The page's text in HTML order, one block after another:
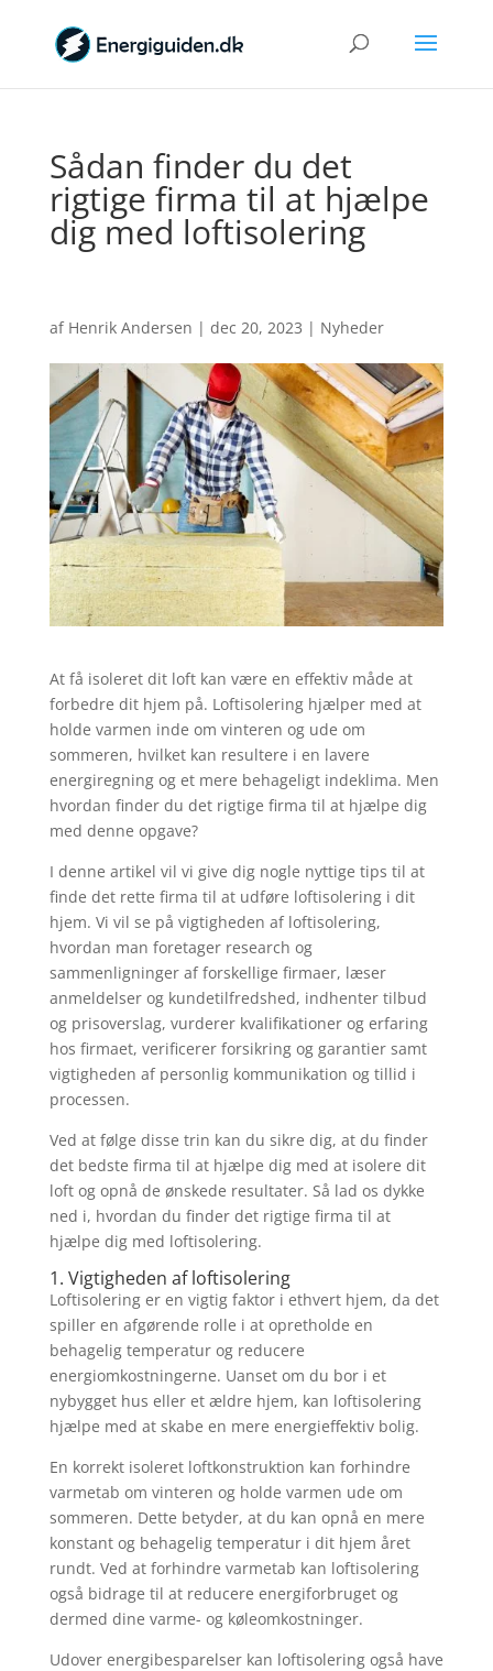
Sådan finder du det
rigtige firma til at hjælpe
dig med loftisolering
af Henrik Andersen | dec 20, 2023 | Nyheder
At få isoleret dit loft kan være en effektiv måde at
forbedre dit hjem på. Loftisolering hjælper med at
holde varmen inde om vinteren og ude om
sommeren, hvilket kan resultere i en lavere
energiregning og et mere behageligt indeklima. Men
hvordan finder du det rigtige firma til at hjælpe dig
med denne opgave?
I denne artikel vil vi give dig nogle nyttige tips til at
finde det rette firma til at udføre loftisolering i dit
hjem. Vi vil se på vigtigheden af loftisolering,
hvordan man foretager research og
sammenligninger af forskellige firmaer, læser
anmeldelser og kundetilfredshed, indhenter tilbud
og prisoverslag, vurderer kvalifikationer og erfaring
hos firmaet, verificerer forsikring og garantier samt
vigtigheden af personlig kommunikation og tillid i
processen.
Ved at følge disse trin kan du sikre dig, at du finder
det bedste firma til at hjælpe dig med at isolere dit
loft og opnå de ønskede resultater. Så lad os dykke
ned i, hvordan du finder det rigtige firma til at
hjælpe dig med loftisolering.
1. Vigtigheden af loftisolering
Loftisolering er en vigtig faktor i ethvert hjem, da det
spiller en afgørende rolle i at opretholde en
behagelig temperatur og reducere
energiomkostningerne. Uanset om du bor i et
nybygget hus eller et ældre hjem, kan loftisolering
hjælpe med at skabe en mere energieffektiv bolig.
En korrekt isoleret loftkonstruktion kan forhindre
varmetab om vinteren og holde varmen ude om
sommeren. Dette betyder, at du kan opnå en mere
konstant og behagelig temperatur i dit hjem året
rundt. Ved at forhindre varmetab kan loftisolering
også bidrage til at reducere energiforbruget og
dermed dine varme- og køleomkostninger.
Udover energibesparelser kan loftisolering også have